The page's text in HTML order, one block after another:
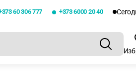
60 306 777 +373 6000 20 40